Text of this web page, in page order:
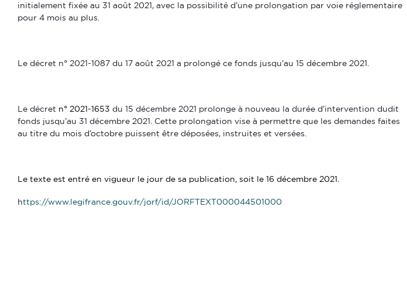
initialement fixée au 31 août 2021, avec la possibilité d’une prolongation par voie réglementaire
pour 4 mois au plus.
Le décret n° 2021-1087 du 17 août 2021 a prolongé ce fonds jusqu’au 15 décembre 2021.
Le décret n° 2021-1653 du 15 décembre 2021 prolonge à nouveau la durée d’intervention dudit
fonds jusqu’au 31 décembre 2021. Cette prolongation vise à permettre que les demandes faites
au titre du mois d’octobre puissent être déposées, instruites et versées.
Le texte est entré en vigueur le jour de sa publication, soit le 16 décembre 2021.
https://www.legifrance.gouv.fr/jorf/id/JORFTEXT000044501000